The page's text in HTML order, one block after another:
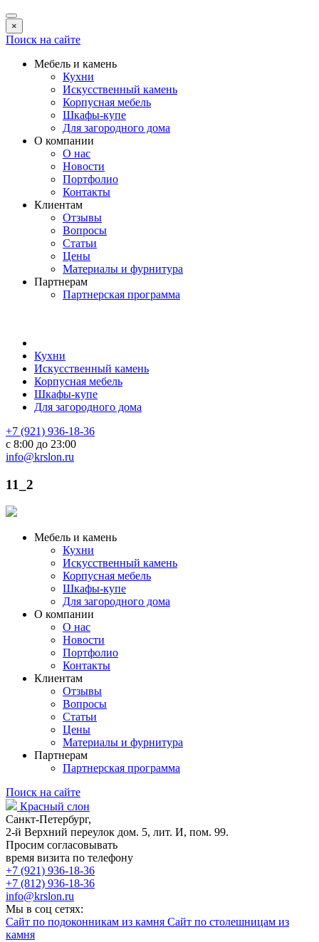
×
Поиск на сайте
Мебель и камень
Кухни
Искусственный камень
Корпусная мебель
Шкафы-купе
Для загородного дома
О компании
О нас
Новости
Портфолио
Контакты
Клиентам
Отзывы
Вопросы
Статьи
Цены
Материалы и фурнитура
Партнерам
Партнерская программа
Кухни
Искусственный камень
Корпусная мебель
Шкафы-купе
Для загородного дома
+7 (921) 936-18-36
с 8:00 до 23:00
info@krslon.ru
11_2
Мебель и камень
Кухни
Искусственный камень
Корпусная мебель
Шкафы-купе
Для загородного дома
О компании
О нас
Новости
Портфолио
Контакты
Клиентам
Отзывы
Вопросы
Статьи
Цены
Материалы и фурнитура
Партнерам
Партнерская программа
Поиск на сайте
Красный слон
Санкт-Петербург,
2-й Верхний переулок дом. 5, лит. И, пом. 99.
Просим согласовывать
время визита по телефону
+7 (921) 936-18-36
+7 (812) 936-18-36
info@krslon.ru
Мы в соц сетях:
Сайт по подоконникам из камня Сайт по столешницам из
камня